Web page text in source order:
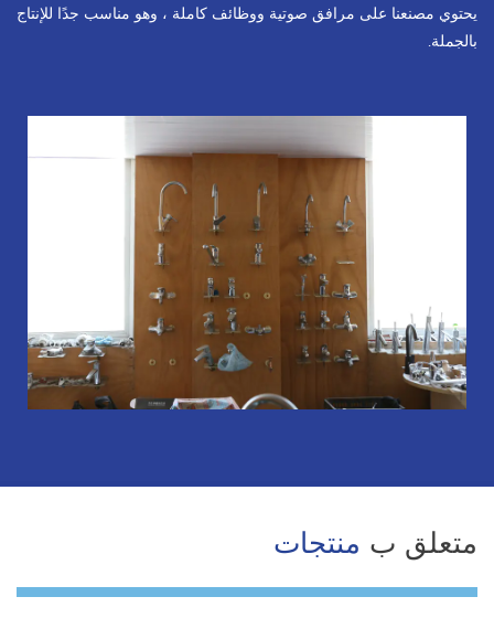
يحتوي مصنعنا على مرافق صوتية ووظائف كاملة ، وهو مناسب جدًا للإنتاج
بالجملة.
متعلق ب منتجات